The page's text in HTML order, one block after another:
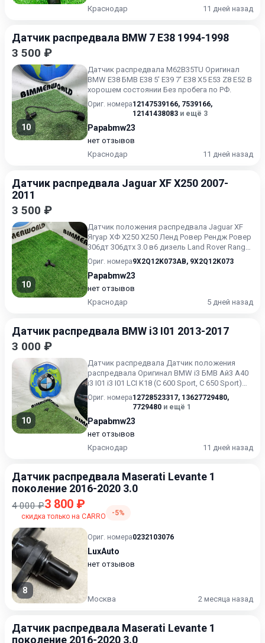
Краснодар
11 дней назад
Датчик распредвала BMW 7 E38 1994-1998
3 500 ₽
10
Датчик распредвала M62B35TU Оригинал
BMW E38 БМВ Е38 5' E39 7' E38 X5 E53 Z8 E52 В
хорошем состоянии Без пробега по РФ.
Ориг. номера12147539166, 7539166,
12141438083 и ещё 3
Papabmw23
нет отзывов
Краснодар
11 дней назад
Датчик распредвала Jaguar XF X250 2007-
2011
3 500 ₽
10
Датчик положения распредвала Jaguar XF
Ягуар ХФ Х250 X250 Ленд Ровер Рендж Ровер
306дт 306дтх 3.0 в6 дизель Land Rover Range
Rover 306dt 306...
Ориг. номера9X2Q12K073AB, 9X2Q12K073
Papabmw23
нет отзывов
Краснодар
5 дней назад
Датчик распредвала BMW i3 I01 2013-2017
3 000 ₽
10
Датчик распредвала Датчик положения
распредвала Оригинал BMW i3 БМВ Ай3 A40
i3 I01 i3 I01 LCI K18 (C 600 Sport, C 650 Sport)
K19 (C 650 GT)...
Ориг. номера12728523317, 13627729480,
7729480 и ещё 1
Papabmw23
нет отзывов
Краснодар
11 дней назад
Датчик распредвала Maserati Levante 1
поколение 2016-2020 3.0
4 000 ₽3 800 ₽
скидка только на CARRO -5%
8
Ориг. номера0232103076
LuxAuto
нет отзывов
Москва 2 месяца назад
Датчик распредвала Maserati Levante 1
поколение 2016-2020 3.0